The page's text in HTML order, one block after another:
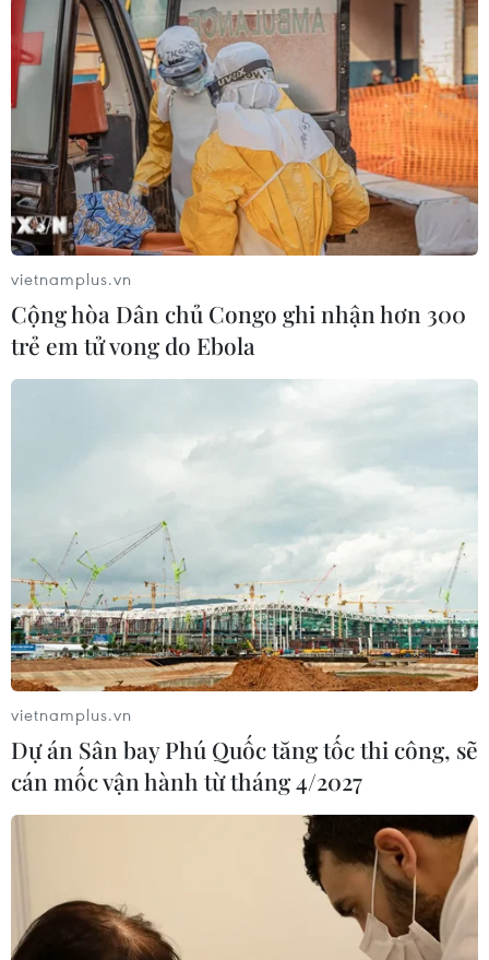
vietnamplus.vn
Cộng hòa Dân chủ Congo ghi nhận hơn 300
trẻ em tử vong do Ebola
vietnamplus.vn
Dự án Sân bay Phú Quốc tăng tốc thi công, sẽ
cán mốc vận hành từ tháng 4/2027